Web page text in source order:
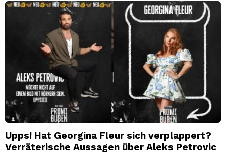
Upps! Hat Georgina Fleur sich verplappert?
Verräterische Aussagen über Aleks Petrovic